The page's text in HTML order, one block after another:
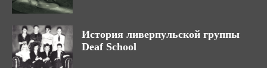
История ливерпульской группы
Deaf School